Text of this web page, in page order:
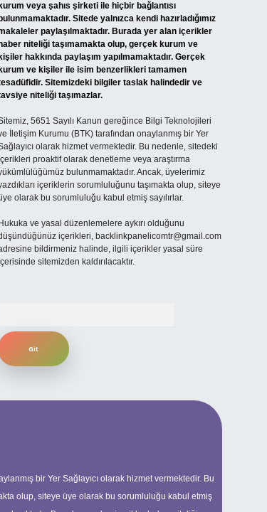
kurum veya şahıs şirketi ile hiçbir bağlantısı
bulunmamaktadır. Sitede yalnızca kendi hazırladığımız
paylaşılmaktadır. Burada yer alan içerikler
haber niteliği taşımamakta olup, gerçek kurum ve
kişiler hakkında paylaşım yapılmamaktadır. Gerçek
kurum ve kişiler ile isim benzerlikleri tamamen
Sitemizdeki bilgiler taslak halindedir ve
niteliği taşımazlar.
5651 Sayılı Kanun gereğince Bilgi Teknolojileri
İletişim Kurumu (BTK) tarafından onaylanmış bir Yer
olarak hizmet vermektedir. Bu nedenle, sitedeki
proaktif olarak denetleme veya araştırma
bulunmamaktadır. Ancak, üyelerimiz
içeriklerin sorumluluğunu taşımakta olup, siteye
olarak bu sorumluluğu kabul etmiş sayılırlar.
Hukuka ve yasal düzenlemelere aykırı olduğunu
içerikleri, backlinkpanelicomtr@gmail.com
bildirmeniz halinde, ilgili içerikler yasal süre
sitemizden kaldırılacaktır.
bir Yer Sağlayıcı olarak hizmet vermektedir. Bu
olup, siteye üye olarak bu sorumluluğu kabul etmiş